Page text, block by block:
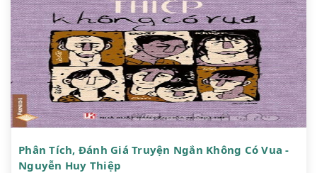
Phân Tích, Đánh Giá Truyện Ngắn Không Có Vua -
Nguyễn Huy Thiệp